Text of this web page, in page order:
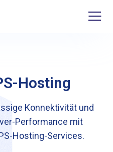
Hosting
Konnektivität und
Performance mit
Hosting-Services.